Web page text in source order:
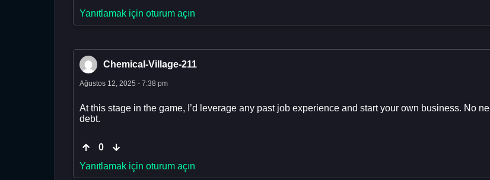
Yanıtlamak için oturum açın
Chemical-Village-211
Ağustos 12, 2025 - 7:38 pm
At this stage in the game, I’d leverage any past job experience and start your own business. No
debt.
0
Yanıtlamak için oturum açın